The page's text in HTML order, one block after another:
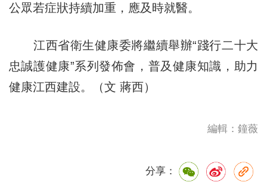
公眾若症狀持續加重，應及時就醫。
江西省衛生健康委將繼續舉辦“踐行二十大
忠誠護健康”系列發佈會，普及健康知識，助力
健康江西建設。（文 蔣西）
編輯：鐘薇
分享：